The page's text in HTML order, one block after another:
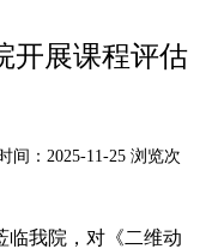
开展课程评估
间：2025-11-25 浏览次
临我院，对《二维动